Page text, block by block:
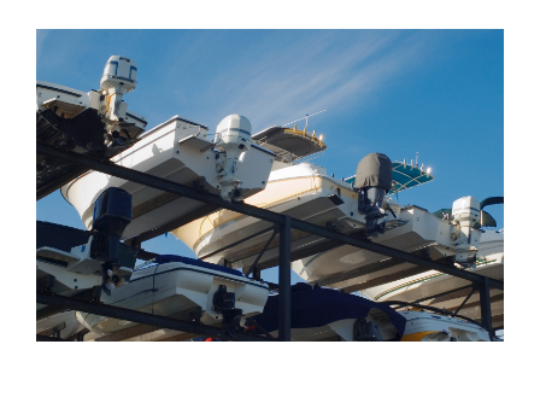
Märkesförsäkringar
Båt
Båtförsäkring
Märkesförsäkringar
Vattenskoterförsäkring